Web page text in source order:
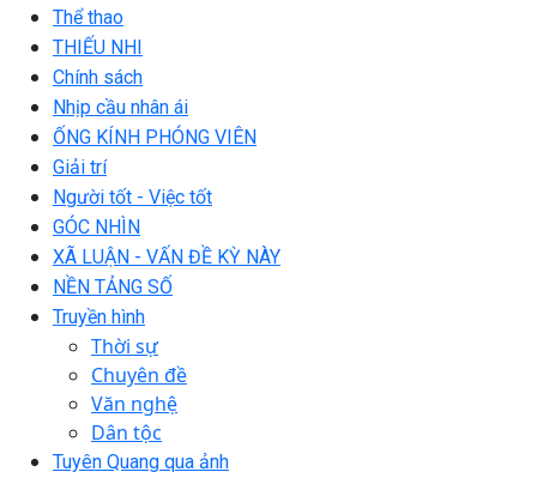
Thể thao
THIẾU NHI
Chính sách
Nhịp cầu nhân ái
ỐNG KÍNH PHÓNG VIÊN
Giải trí
Người tốt - Việc tốt
GÓC NHÌN
XÃ LUẬN - VẤN ĐỀ KỲ NÀY
NỀN TẢNG SỐ
Truyền hình
Thời sự
Chuyên đề
Văn nghệ
Dân tộc
Tuyên Quang qua ảnh